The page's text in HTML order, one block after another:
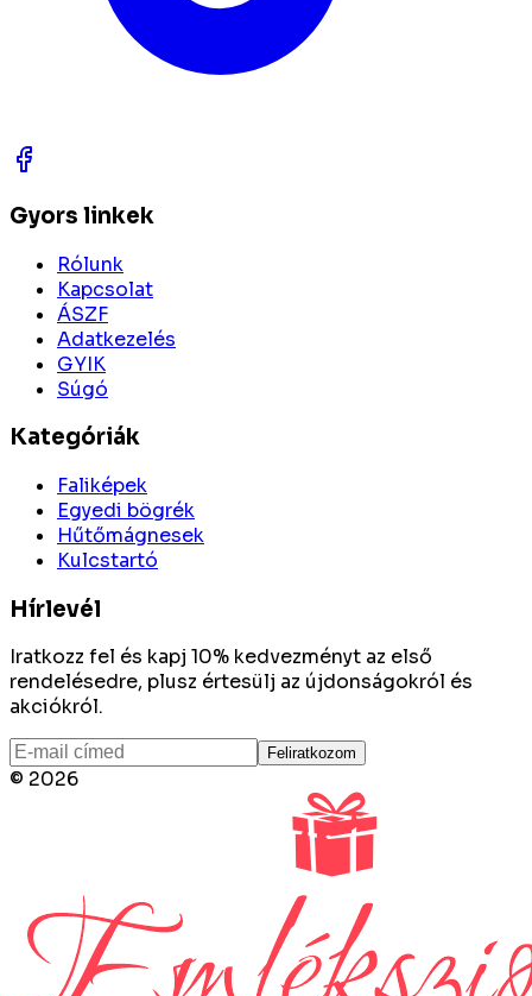
Gyors linkek
Rólunk
Kapcsolat
ÁSZF
Adatkezelés
GYIK
Súgó
Kategóriák
Faliképek
Egyedi bögrék
Hűtőmágnesek
Kulcstartó
Hírlevél
Iratkozz fel és kapj 10% kedvezményt az első
rendelésedre, plusz értesülj az újdonságokról és
akciókról.
Feliratkozom
© 2026